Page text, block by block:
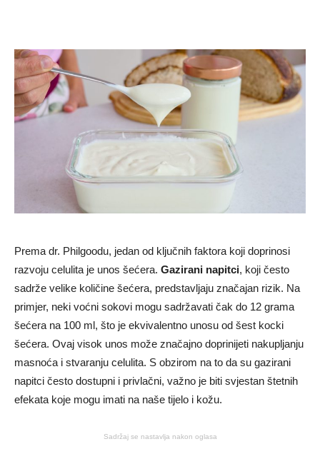
Prema dr. Philgoodu, jedan od ključnih faktora koji doprinosi
razvoju celulita je unos šećera. Gazirani napitci, koji često
sadrže velike količine šećera, predstavljaju značajan rizik. Na
primjer, neki voćni sokovi mogu sadržavati čak do 12 grama
šećera na 100 ml, što je ekvivalentno unosu od šest kocki
šećera. Ovaj visok unos može značajno doprinijeti nakupljanju
masnoća i stvaranju celulita. S obzirom na to da su gazirani
napitci često dostupni i privlačni, važno je biti svjestan štetnih
efekata koje mogu imati na naše tijelo i kožu.
Sadržaj se nastavlja nakon oglasa